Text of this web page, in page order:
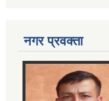
नगर प्रवक्ता